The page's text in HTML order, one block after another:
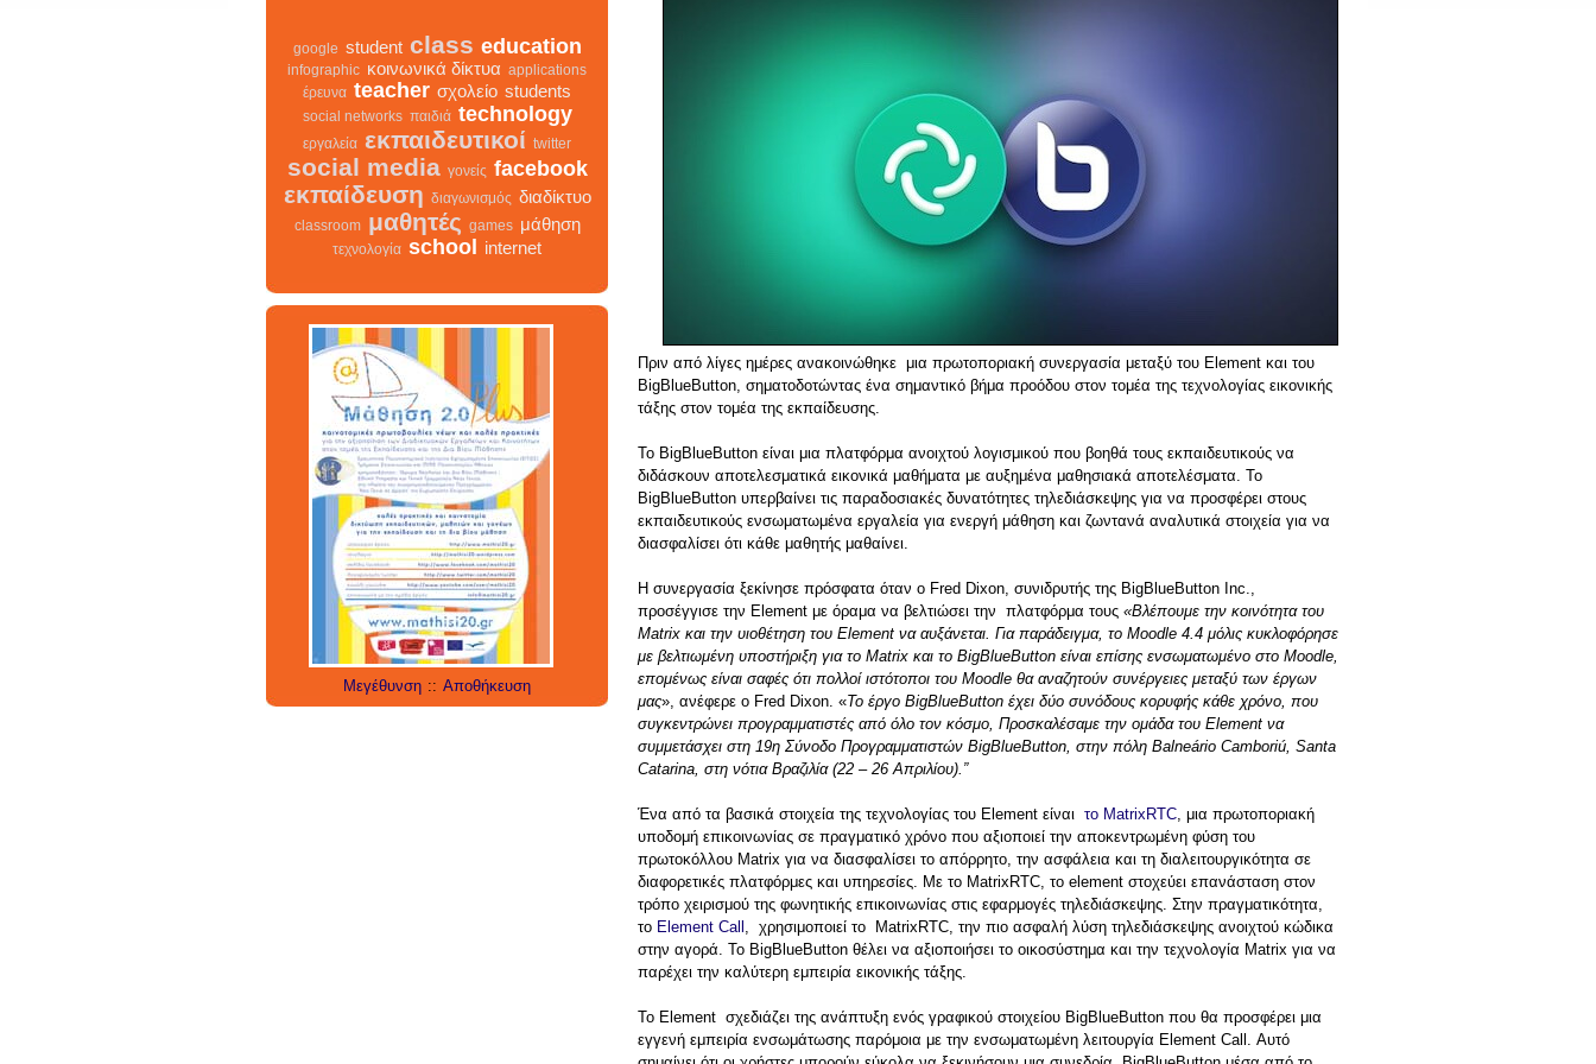
google student class education
infographic κοινωνικά δίκτυα
applications
έρευνα teacher σχολείο students
social networks παιδιά technology
εργαλεία εκπαιδευτικοί twitter
social media facebook
εκπαίδευση διαγωνισμός διαδίκτυο
classroom μαθητές games μάθηση
σχολείο infographic
facebook teacher διαδίκτυο
κοινωνικά δίκτυα
γονείς μαθητές
εκπαίδευση students
εκπαιδευτικοί classroom google
τεχνολογία student παιδιά games
education μάθηση social networks
social media έρευνα technology
twitter εργαλεία internet applications
Μεγέθυνση :: Αποθήκευση
Πριν από λίγες ημέρες ανακοινώθηκε μια πρωτοποριακή συνεργασία μεταξύ του Element και του
BigBlueButton, σηματοδοτώντας ένα σημαντικό βήμα προόδου στον τομέα της τεχνολογίας εικονικής
τάξης στον τομέα της εκπαίδευσης.
Το BigBlueButton είναι μια πλατφόρμα ανοιχτού λογισμικού που βοηθά τους εκπαιδευτικούς να
διδάσκουν αποτελεσματικά εικονικά μαθήματα με αυξημένα μαθησιακά αποτελέσματα. Το
BigBlueButton υπερβαίνει τις παραδοσιακές δυνατότητες τηλεδιάσκεψης για να προσφέρει στους
εκπαιδευτικούς ενσωματωμένα εργαλεία για ενεργή μάθηση και ζωντανά αναλυτικά στοιχεία για να
διασφαλίσει ότι κάθε μαθητής μαθαίνει.
Η συνεργασία ξεκίνησε πρόσφατα όταν ο Fred Dixon, συνιδρυτής της BigBlueButton Inc.,
προσέγγισε την Element με όραμα να βελτιώσει την πλατφόρμα τους «Βλέπουμε την κοινότητα του
Matrix και την υιοθέτηση του Element να αυξάνεται. Για παράδειγμα, το Moodle 4.4 μόλις κυκλοφόρησε
με βελτιωμένη υποστήριξη για το Matrix και το BigBlueButton είναι επίσης ενσωματωμένο στο Moodle,
επομένως είναι σαφές ότι πολλοί ιστότοποι του Moodle θα αναζητούν συνέργειες μεταξύ των έργων
μας», ανέφερε ο Fred Dixon. «Το έργο BigBlueButton έχει δύο συνόδους κορυφής κάθε χρόνο, που
συγκεντρώνει προγραμματιστές από όλο τον κόσμο, Προσκαλέσαμε την ομάδα του Element να
συμμετάσχει στη 19η Σύνοδο Προγραμματιστών BigBlueButton, στην πόλη Balneário Camboriú, Santa
Catarina, στη νότια Βραζιλία (22 – 26 Απριλίου).”
Ένα από τα βασικά στοιχεία της τεχνολογίας του Element είναι το MatrixRTC, μια πρωτοποριακή
υποδομή επικοινωνίας σε πραγματικό χρόνο που αξιοποιεί την αποκεντρωμένη φύση του
πρωτοκόλλου Matrix για να διασφαλίσει το απόρρητο, την ασφάλεια και τη διαλειτουργικότητα σε
διαφορετικές πλατφόρμες και υπηρεσίες. Με το MatrixRTC, το element στοχεύει επανάσταση στον
τρόπο χειρισμού της φωνητικής επικοινωνίας στις εφαρμογές τηλεδιάσκεψης. Στην πραγματικότητα,
το Element Call , χρησιμοποιεί το MatrixRTC, την πιο ασφαλή λύση τηλεδιάσκεψης ανοιχτού κώδικα
στην αγορά. Το BigBlueButton θέλει να αξιοποιήσει το οικοσύστημα και την τεχνολογία Matrix για να
παρέχει την καλύτερη εμπειρία εικονικής τάξης.
Το Element σχεδιάζει της ανάπτυξη ενός γραφικού στοιχείου BigBlueButton που θα προσφέρει μια
εγγενή εμπειρία ενσωμάτωσης παρόμοια με την ενσωματωμένη λειτουργία Element Call. Αυτό